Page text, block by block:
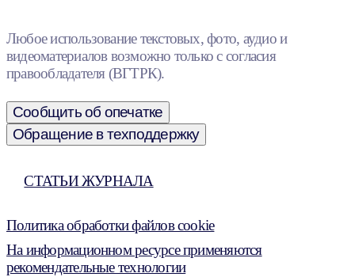
Любое использование текстовых, фото, аудио и
видеоматериалов возможно только с согласия
правообладателя (ВГТРК).
Сообщить об опечатке
Обращение в техподдержку
СТАТЬИ ЖУРНАЛА
Политика обработки файлов cookie
На информационном ресурсе применяются
рекомендательные технологии